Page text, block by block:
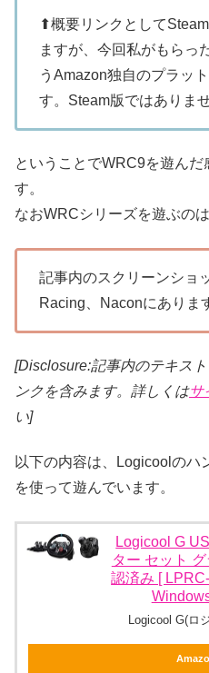
⬆概要リンクとして
ますが、今回私がもらっ
うAmazon独自のプラッ
す。Steam版ではありま
ということでWRC9を遊ん
す。
なおWRCシリーズを遊ぶの
記事内のスクリーンショ
Racing、Naconにありま
[Disclosure:記事内のテキス
ンクを含みます。詳しくはサ
い]
以下の内容は、Logicoolのハ
を使って遊んでいます。
Logicool G
ター セット
認済み [
Logicool G(ロ